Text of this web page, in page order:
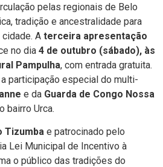
pelas regionais de Belo
tradição e ancestralidade para
A terceira apresentação
no dia 4 de outubro (sábado), às
Pampulha, com entrada gratuita.
participação especial do multi-
e da Guarda de Congo Nossa
bairro Urca.
Tizumba e patrocinado pelo
Lei Municipal de Incentivo à
o público das tradições do